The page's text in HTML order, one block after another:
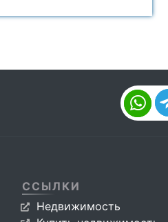
ССЫЛКИ
Недвижимость